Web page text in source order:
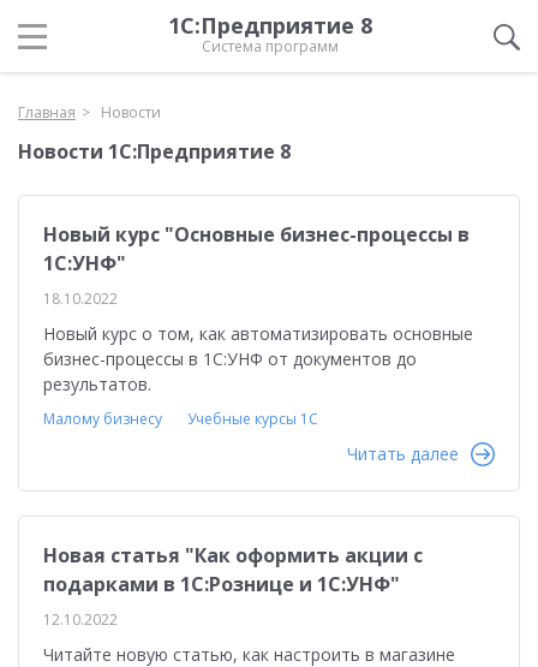
1С:Предприятие 8
Система программ
Главная Новости
Новости 1С:Предприятие 8
Новый курс "Основные бизнес-процессы в
1С:УНФ"
18.10.2022
Новый курс о том, как автоматизировать основные
бизнес-процессы в 1С:УНФ от документов до
результатов.
Малому бизнесу Учебные курсы 1С
Читать далее
Новая статья "Как оформить акции с
подарками в 1С:Рознице и 1С:УНФ"
12.10.2022
Читайте новую статью, как настроить в магазине